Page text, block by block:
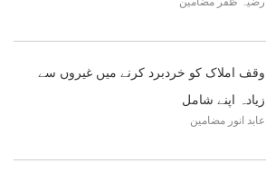
وقف املاک کو خردبرد کرنے میں غیروں سے
زیادہ اپنے شامل
عابد انور مضامین